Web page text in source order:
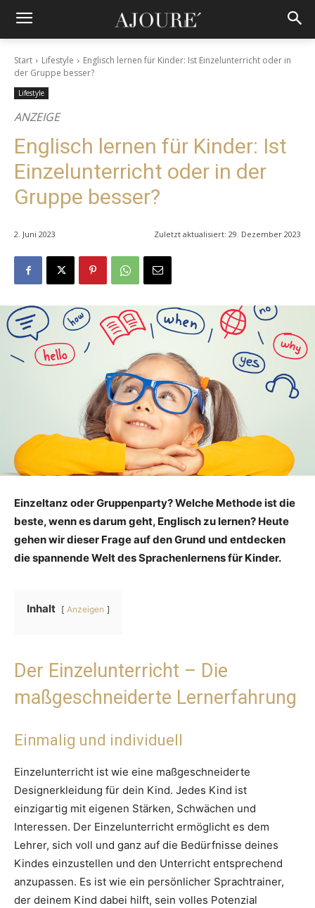
Start Lifestyle
Englisch lernen für Kinder: Ist Einzelunterricht oder in
der Gruppe besser?
Lifestyle
ANZEIGE
Englisch lernen für Kinder: Ist
Einzelunterricht oder in der
Gruppe besser?
2. Juni 2023 Zuletzt aktualisiert: 29. Dezember 2023
Einzeltanz oder Gruppenparty? Welche Methode ist die
beste, wenn es darum geht, Englisch zu lernen? Heute
gehen wir dieser Frage auf den Grund und entdecken
die spannende Welt des Sprachenlernens für Kinder.
Inhalt Anzeigen
Der Einzelunterricht – Die
maßgeschneiderte Lernerfahrung
Einmalig und individuell
Einzelunterricht ist wie eine maßgeschneiderte
Designerkleidung für dein Kind. Jedes Kind ist
einzigartig mit eigenen Stärken, Schwächen und
Interessen. Der Einzelunterricht ermöglicht es dem
Lehrer, sich voll und ganz auf die Bedürfnisse deines
Kindes einzustellen und den Unterricht entsprechend
anzupassen. Es ist wie ein persönlicher Sprachtrainer,
der deinem Kind dabei hilft, sein volles Potenzial